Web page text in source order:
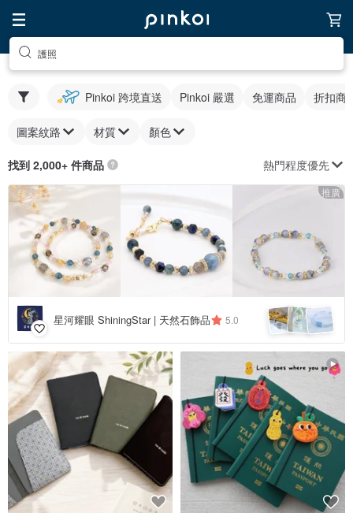
護照
Pinkoi 跨境直送 Pinkoi 嚴選 免運商品 折扣商
圖案紋路 材質 顏色
找到 2,000+ 件商品 熱門程度優先
推廣
星河耀眼 ShiningStar | 天然石飾品 5.0